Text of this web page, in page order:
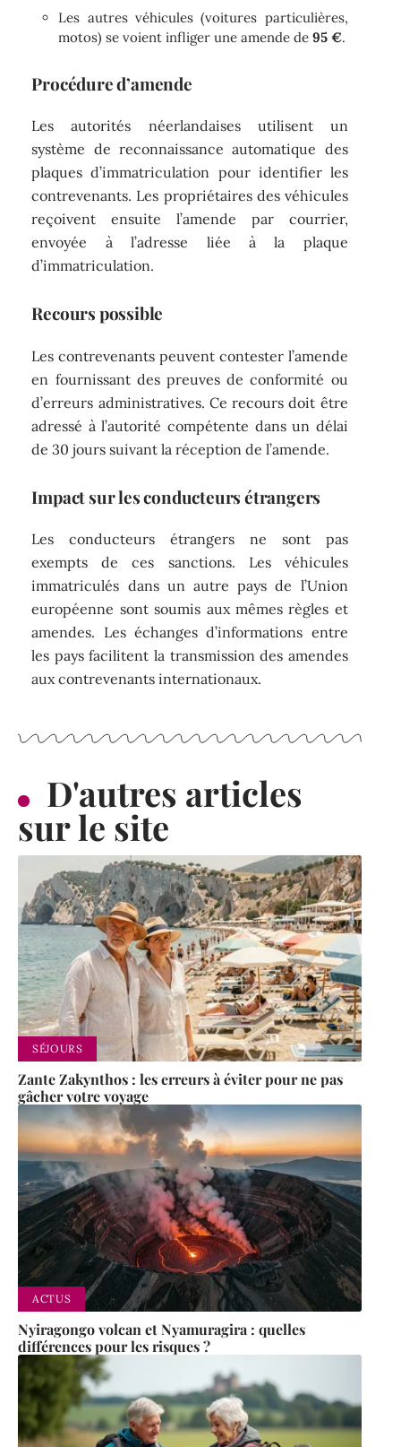
Les autres véhicules (voitures particulières,
motos) se voient infliger une amende de95 €.
Procédure d’amende
Les autorités néerlandaises utilisent un
système de reconnaissance automatique des
plaques d’immatriculation pour identifier les
contrevenants. Les propriétaires des véhicules
reçoivent ensuite l’amende par courrier,
envoyée à l’adresse liée à la plaque
d’immatriculation.
Recours possible
Les contrevenants peuvent contester l’amende
en fournissant des preuves de conformité ou
d’erreurs administratives. Ce recours doit être
adressé à l’autorité compétente dans un délai
de 30 jours suivant la réception de l’amende.
Impact sur les conducteurs étrangers
Les conducteurs étrangers ne sont pas
exempts de ces sanctions. Les véhicules
immatriculés dans un autre pays de l’Union
européenne sont soumis aux mêmes règles et
amendes. Les échanges d’informations entre
les pays facilitent la transmission des amendes
aux contrevenants internationaux.
D'autres articles
sur le site
SÉJOURS
Zante Zakynthos : les erreurs à éviter pour ne pas
gâcher votre voyage
ACTUS
Nyiragongo volcan et Nyamuragira : quelles
différences pour les risques ?